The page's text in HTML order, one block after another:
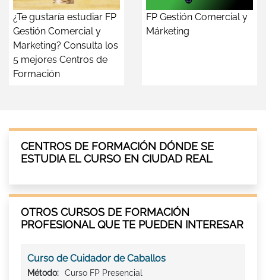
¿Te gustaría estudiar FP
Gestión Comercial y
Marketing? Consulta los
5 mejores Centros de
Formación
FP Gestión Comercial y
Márketing
CENTROS DE FORMACIÓN DÓNDE SE
ESTUDIA EL CURSO EN CIUDAD REAL
OTROS CURSOS DE FORMACIÓN
PROFESIONAL QUE TE PUEDEN INTERESAR
Curso de Cuidador de Caballos
Método:
Curso FP Presencial